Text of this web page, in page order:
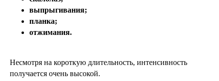
выпрыгивания;
планка;
отжимания.
Несмотря на короткую длительность, интенсивность
получается очень высокой.